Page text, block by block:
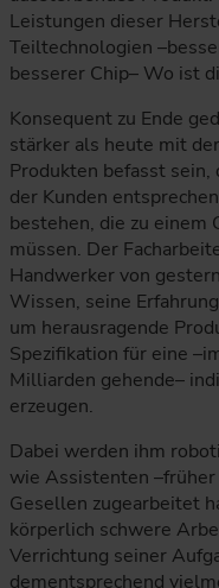
Leistungen dieser
Teiltechnologien
besserer Chip– Wo ist
Konsequent zu Ende
stärker als heute mit
Produkten befasst
der Kunden
bestehen, die zu
müssen. Der
Handwerker von
Wissen, seine
um herausragende
Spezifikation für eine
Milliarden gehende–
erzeugen.
Dabei werden ihm
wie Assistenten
Gesellen zugearbeitet
körperlich schwere
Verrichtung seiner
dementsprechend